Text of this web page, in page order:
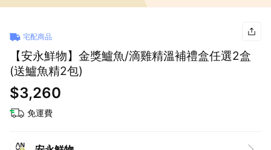
宅配商品
【安永鮮物】金獎鱸魚/滴雞精溫補禮盒任選2盒
(送鱸魚精2包)
$3,260
免運費